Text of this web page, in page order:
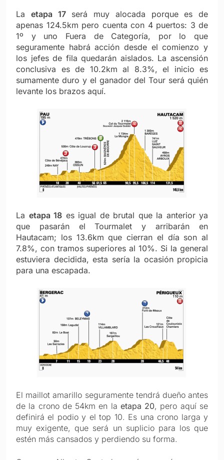
La etapa 17será muy alocada porque es de
apenas 124.5km pero cuenta con 4 puertos: 3 de
1º y uno Fuera de Categoría, por lo que
seguramente habrá acción desde el comienzo y
los jefes de fila quedarán aislados. La ascensión
conclusiva es de 10.2km al 8.3%, el inicio es
sumamente duro y el ganador del Tour será quién
levante los brazos aquí.
La etapa 18 es igual de brutal que la anterior ya
que pasarán el Tourmalet y arribarán en
Hautacam; los 13.6km que cierran el día son al
7.8%, con tramos superiores al 10%. Si la general
estuviera decidida, esta sería la ocasión propicia
para una escapada.
El maillot amarillo seguramente tendrá dueño antes
de la crono de 54km en la etapa 20, pero aquí se
definirá el podio y el top 10. Es una crono larga y
muy exigente, que será un suplicio para los que
estén más cansados y perdiendo su forma.